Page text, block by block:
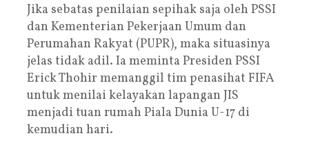
Jika sebatas penilaian sepihak saja oleh PSSI
dan Kementerian Pekerjaan Umum dan
Perumahan Rakyat (PUPR), maka situasinya
jelas tidak adil. Ia meminta Presiden PSSI
Erick Thohir memanggil tim penasihat FIFA
untuk menilai kelayakan lapangan JIS
menjadi tuan rumah Piala Dunia U-17 di
kemudian hari.